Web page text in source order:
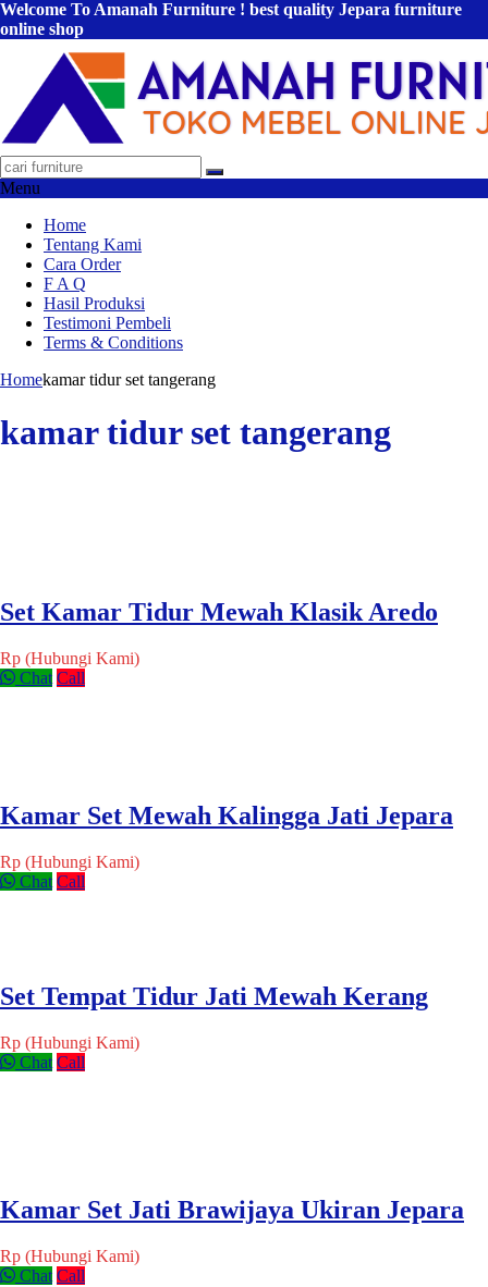
Welcome To Amanah Furniture ! best quality Jepara furniture
online shop
Menu
Home
Tentang Kami
Cara Order
F A Q
Hasil Produksi
Testimoni Pembeli
Terms & Conditions
Homekamar tidur set tangerang
kamar tidur set tangerang
Set Kamar Tidur Mewah Klasik Aredo
Rp (Hubungi Kami)
Chat Call
Kamar Set Mewah Kalingga Jati Jepara
Rp (Hubungi Kami)
Chat Call
Set Tempat Tidur Jati Mewah Kerang
Rp (Hubungi Kami)
Chat Call
Kamar Set Jati Brawijaya Ukiran Jepara
Rp (Hubungi Kami)
Chat Call